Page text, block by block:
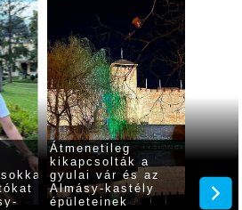
Átmenetileg
kikapcsolták a
gyulai vár és az
Almásy-kastély
épületeinek
Nem